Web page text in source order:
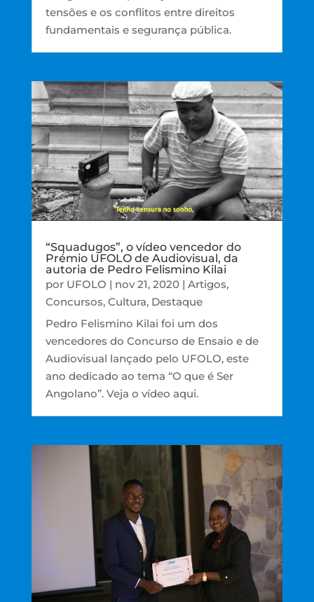
tensões e os conflitos entre direitos
fundamentais e segurança pública.
“Squadugos”, o vídeo vencedor do
Prémio UFOLO de Audiovisual, da
autoria de Pedro Felismino Kilai
por UFOLO | nov 21, 2020| Artigos,
Concursos, Cultura, Destaque
Pedro Felismino Kilai foi um dos
vencedores do Concurso de Ensaio e de
Audiovisual lançado pelo UFOLO, este
ano dedicado ao tema “O que é Ser
Angolano”. Veja o vídeo aqui.